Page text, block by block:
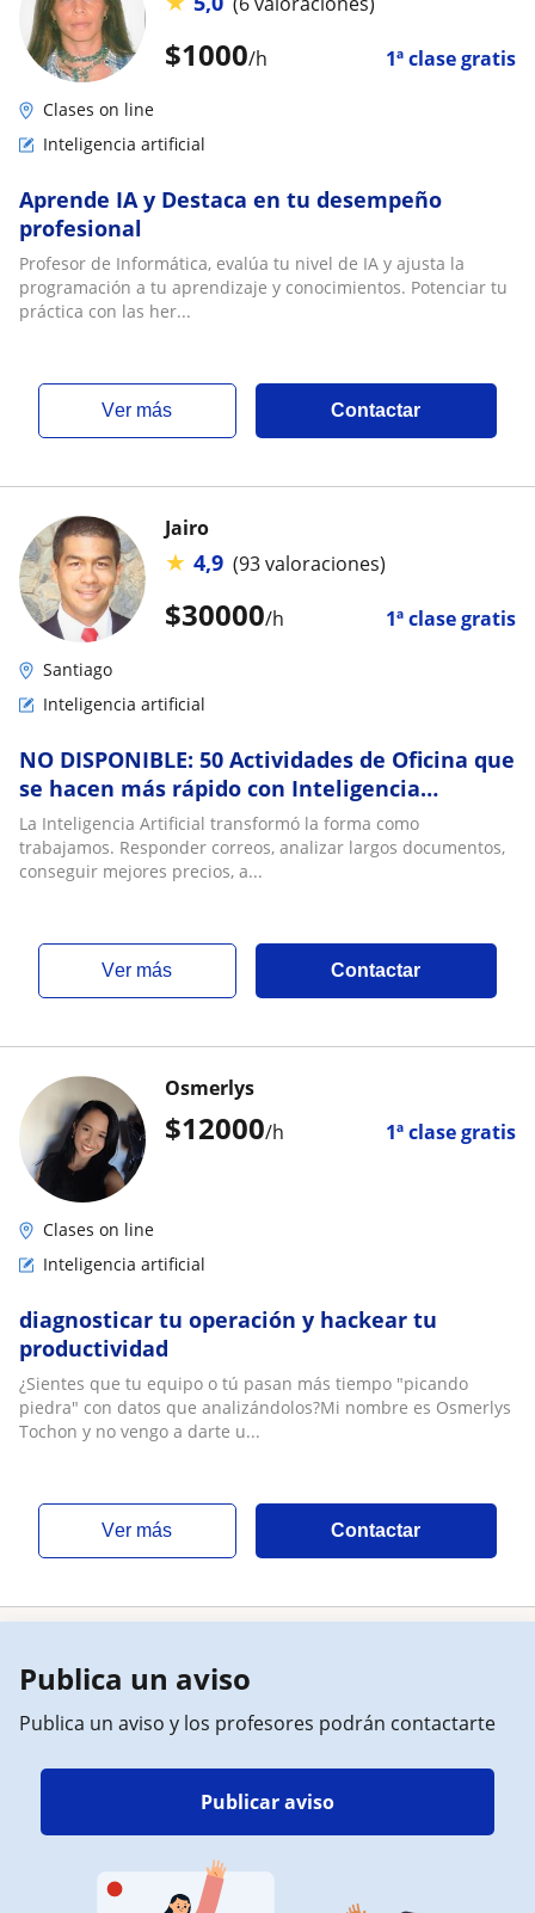
$1000/h 1ª clase gratis
Clases on line
Inteligencia artificial
Aprende IA y Destaca en tu desempeño
profesional
Profesor de Informática, evalúa tu nivel de IA y ajusta la
programación a tu aprendizaje y conocimientos. Potenciar tu
práctica con las her...
ver más Contactar
$30000/h 1ª clase gratis
Jairo
★ 4,9 (93 valoraciones)
Santiago
Inteligencia artificial
NO DISPONIBLE: 50 Actividades de Oficina que
se hacen más rápido con Inteligencia
Artificial
La Inteligencia Artificial transformó la forma como
trabajamos. Responder correos, analizar largos documentos,
conseguir mejores precios, a...
ver más Contactar
$12000/h 1ª clase gratis
Osmerlys
Clases on line
Inteligencia artificial
diagnosticar tu operación y hackear tu
productividad
¿Sientes que tu equipo o tú pasan más tiempo "picando
piedra" con datos que analizándolos?Mi nombre es Osmerlys
Tochon y no vengo a darte u...
ver más Contactar
Publica un aviso
Publica un aviso y los profesores podrán contactarte
Publicar aviso